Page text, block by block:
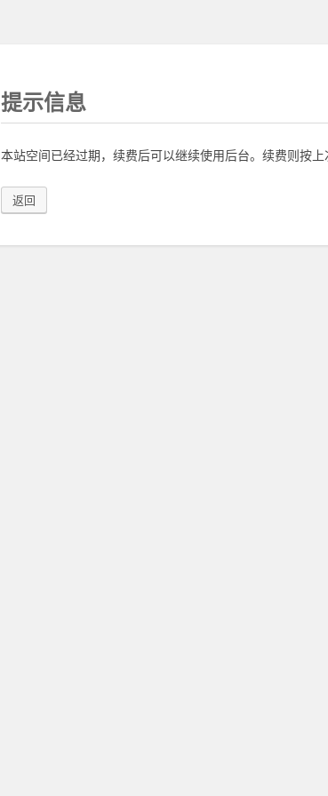
提示信息
本站空间已经过期，续费后可以继续使用后台。续费则按上
返回